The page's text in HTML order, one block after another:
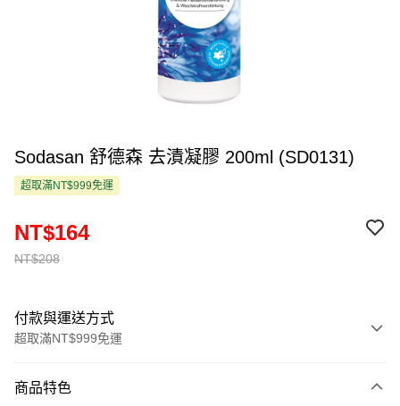
Sodasan 舒德森 去漬凝膠 200ml (SD0131)
超取滿NT$999免運
NT$208
NT$164
付款與運送方式
超取滿NT$999免運
信用卡一次付款
商品特色